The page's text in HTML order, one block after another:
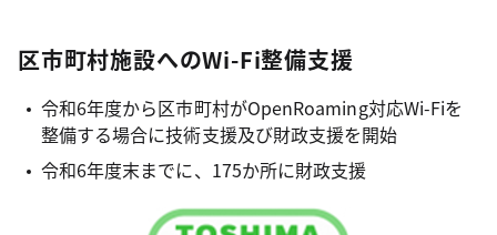
区市町村施設へのWi-Fi整備支援
令和6年度から区市町村がOpenRoaming対応Wi-Fiを
整備する場合に技術支援及び財政支援を開始
令和6年度末までに、175か所に財政支援